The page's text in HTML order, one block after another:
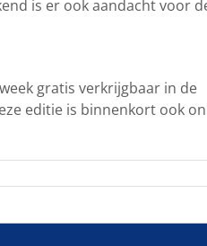
is er ook aandacht voor
gratis verkrijgbaar in de
editie is binnenkort ook